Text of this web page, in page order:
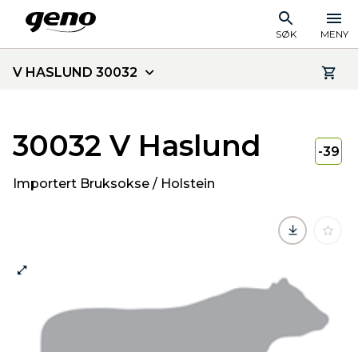
SØK MENY
V HASLUND 30032
30032 V Haslund
Importert Bruksokse / Holstein
-39